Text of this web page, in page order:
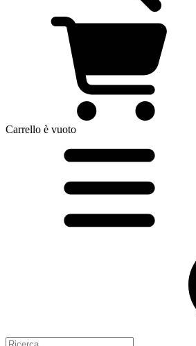
Carrello è vuoto